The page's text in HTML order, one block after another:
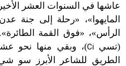
عاشها في السنوات العشر
المايهوا»، «رحلة إلى جنة
الرأس»، «فوق القمة
(تسيCi)، وبقي منها نحو
الطريق للشاعر الأبرز سو